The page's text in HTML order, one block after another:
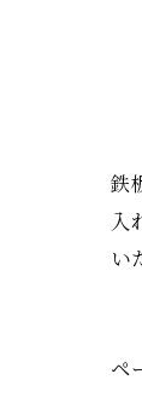
鉄
入
い
ペ